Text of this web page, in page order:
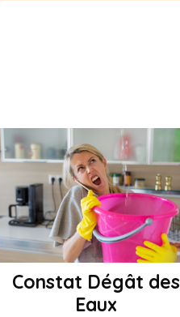
Constat Dégât des
Eaux